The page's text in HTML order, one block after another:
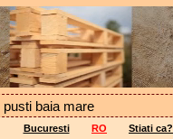
pusti baia mare
Bucuresti RO Stiati ca?